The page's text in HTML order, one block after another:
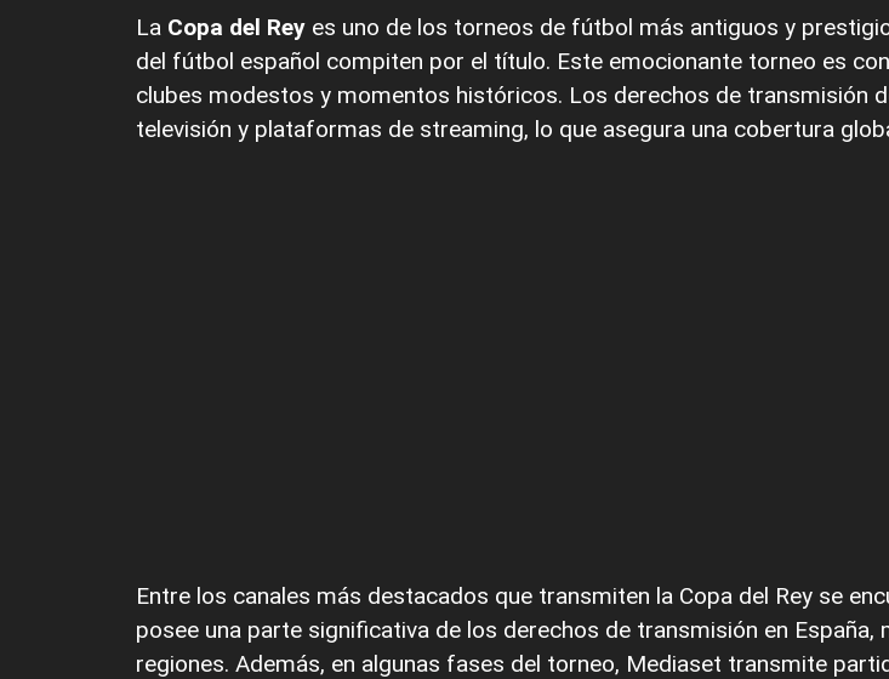
La Copa del Rey es uno de los torneos de fútbol más antiguos y
del fútbol español compiten por el título. Este emocionante torneo es
clubes modestos y momentos históricos. Los derechos de transmisión
televisión y plataformas de streaming, lo que asegura una cobertura
Entre los canales más destacados que transmiten la Copa del Rey se
posee una parte significativa de los derechos de transmisión en
regiones. Además, en algunas fases del torneo, Mediaset transmite